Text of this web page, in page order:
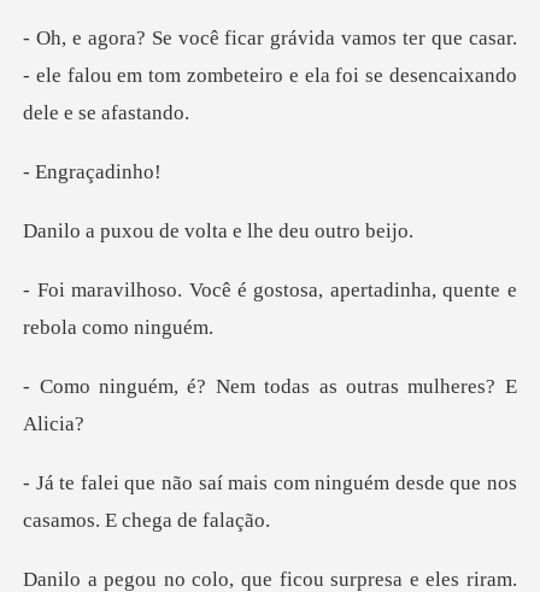
r que casar.
- ele falou em tom zombeteiro e
raçad
de volta e lhe
gostosa, apertadinha, qu
Nem todas as outras
is com ninguém desde que nos
es riram.